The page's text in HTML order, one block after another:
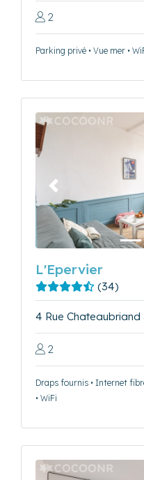
2
Parking privé • Vue mer •
Précédent
L'Epervier
(34)
4 Rue
2
Draps fournis • Internet
• WiFi